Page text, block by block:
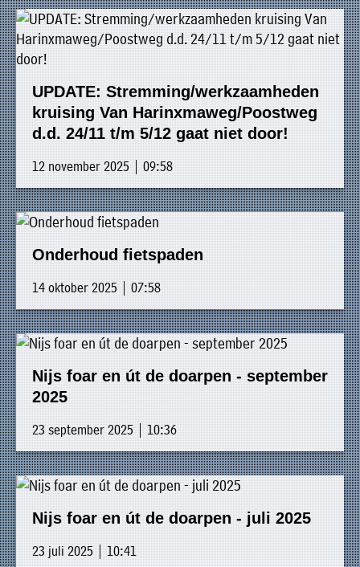
UPDATE: Stremming/werkzaamheden
kruising Van Harinxmaweg/Poostweg
d.d. 24/11 t/m 5/12 gaat niet door!
12 november 2025 | 09:58
Onderhoud fietspaden
14 oktober 2025 | 07:58
Nijs foar en út de doarpen - september
2025
23 september 2025 | 10:36
Nijs foar en út de doarpen - juli 2025
23 juli 2025 | 10:41